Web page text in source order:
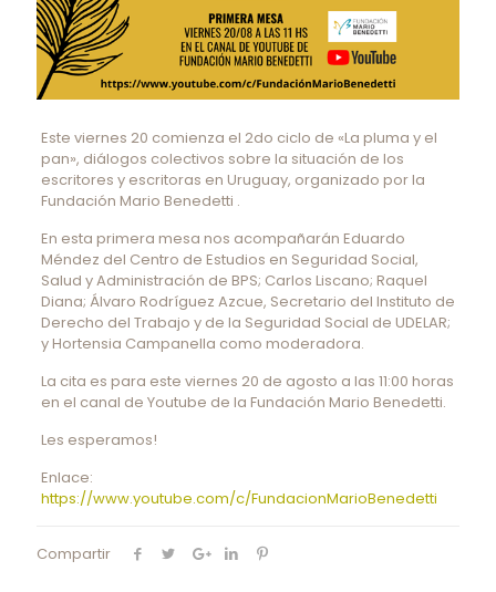
Este viernes 20 comienza el 2do ciclo de «La pluma y el
pan», diálogos colectivos sobre la situación de los
escritores y escritoras en Uruguay, organizado por la
Fundación Mario Benedetti .
En esta primera mesa nos acompañarán Eduardo
Méndez del Centro de Estudios en Seguridad Social,
Salud y Administración de BPS; Carlos Liscano; Raquel
Diana; Álvaro Rodríguez Azcue, Secretario del Instituto de
Derecho del Trabajo y de la Seguridad Social de UDELAR;
y Hortensia Campanella como moderadora.
La cita es para este viernes 20 de agosto a las 11:00 horas
en el canal de Youtube de la Fundación Mario Benedetti.
Les esperamos!
Enlace:
https://www.youtube.com/c/FundacionMarioBenedetti
Compartir